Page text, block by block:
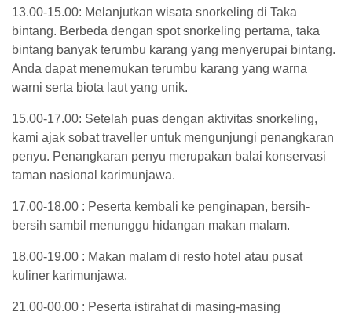
13.00-15.00: Melanjutkan wisata snorkeling di Taka
bintang. Berbeda dengan spot snorkeling pertama, taka
bintang banyak terumbu karang yang menyerupai bintang.
Anda dapat menemukan terumbu karang yang warna
warni serta biota laut yang unik.
15.00-17.00: Setelah puas dengan aktivitas snorkeling,
kami ajak sobat traveller untuk mengunjungi penangkaran
penyu. Penangkaran penyu merupakan balai konservasi
taman nasional karimunjawa.
17.00-18.00 : Peserta kembali ke penginapan, bersih-
bersih sambil menunggu hidangan makan malam.
18.00-19.00 : Makan malam di resto hotel atau pusat
kuliner karimunjawa.
21.00-00.00 : Peserta istirahat di masing-masing